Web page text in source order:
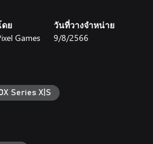
recreate your very own league.
faces, visors, earrings, hats,
rosters and build a legendary
and more to battle your
of that, LEGEND BOWL has a
clear, cloudy, rain, and snow
ย
Games
วันที่วางจำหน่าย
9/8/2566
Series X|S